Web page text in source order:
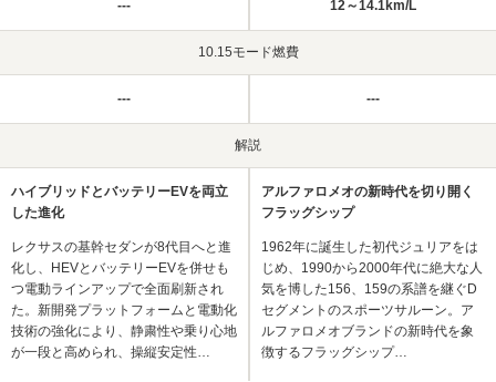
--- 12～14.1km/L
10.15モード燃費
--- ---
解説
ハイブリッドとバッテリーEVを両立
した進化
レクサスの基幹セダンが8代目へと進
化し、HEVとバッテリーEVを併せも
つ電動ラインアップで全面刷新され
た。新開発プラットフォームと電動化
技術の強化により、静粛性や乗り心地
が一段と高められ、操縦安定性…
アルファロメオの新時代を切り開く
フラッグシップ
1962年に誕生した初代ジュリアをは
じめ、1990から2000年代に絶大な人
気を博した156、159の系譜を継ぐD
セグメントのスポーツサルーン。ア
ルファロメオブランドの新時代を象
徴するフラッグシップ…